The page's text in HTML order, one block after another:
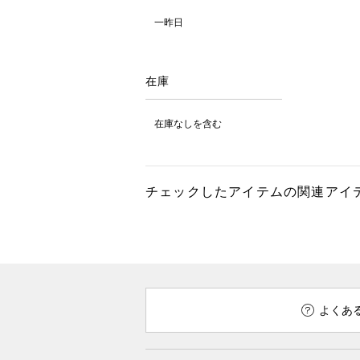
一昨日
在庫
在庫なしを含む
チェックしたアイテムの関連アイ
よくあ